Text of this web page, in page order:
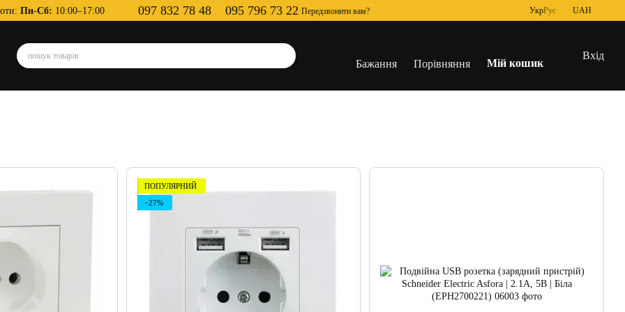
Пн-Сб: 10:00–17:00 097 832 78 48 095 796 73 22 Передзвонити вам? УкрРус UAH
Бажання Порівняння Мій кошик
Вхід
ПОПУЛЯРНИЙ
−27%